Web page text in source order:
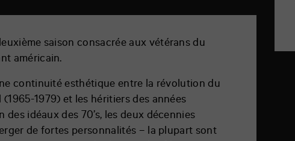
saison consacrée aux vétérans du
américain.
continuité esthétique entre la révolution du
1979) et les héritiers des années
idéaux des 70’s, les deux décennies
de fortes personnalités – la plupart sont